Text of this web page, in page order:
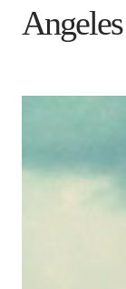
Angeles